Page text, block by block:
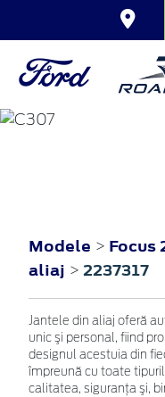
Modele > Focus
aliaj > 2237317
Jantele din aliaj oferă
unic şi personal, fiind
designul acestuia din
împreună cu toate
calitatea, siguranţa şi,